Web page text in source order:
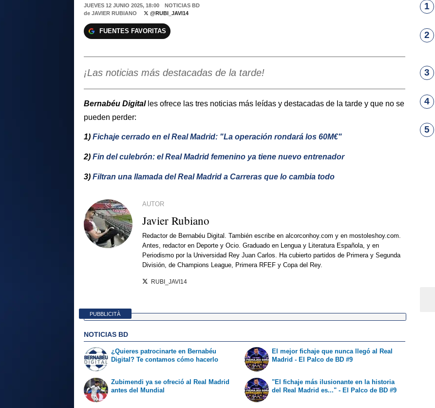
JUEVES 12 JUNIO 2025, 18:00
NOTICIAS BD
de JAVIER RUBIANO @RUBI_JAVI14
FUENTES FAVORITAS
¡Las noticias más destacadas de la tarde!
Bernabéu Digital les ofrece las tres noticias más leídas y destacadas de la tarde y que no se
pueden perder:
1) Fichaje cerrado en el Real Madrid: "La operación rondará los 60M€"
2) Fin del culebrón: el Real Madrid femenino ya tiene nuevo entrenador
3) Filtran una llamada del Real Madrid a Carreras que lo cambia todo
AUTOR
Javier Rubiano
Redactor de Bernabéu Digital. También escribe en alcorconhoy.com y en mostoleshoy.com.
Antes, redactor en Deporte y Ocio. Graduado en Lengua y Literatura Española, y en
Periodismo por la Universidad Rey Juan Carlos. Ha cubierto partidos de Primera y Segunda
División, de Champions League, Primera RFEF y Copa del Rey.
RUBI_JAVI14
PUBBLICITÀ
NOTICIAS BD
¿Quieres patrocinarte en Bernabéu
Digital? Te contamos cómo hacerlo
Zubimendi ya se ofreció al Real Madrid
antes del Mundial
El mejor fichaje que nunca llegó al Real
Madrid - El Palco de BD #9
"El fichaje más ilusionante en la historia
del Real Madrid es..." - El Palco de BD #9
1
2
3
4
5